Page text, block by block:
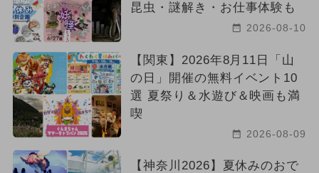
昆虫・謎解き・お仕事体験も
2026-08-10
【関東】2026年8月11日「山
の日」開催の無料イベント10
選 夏祭り＆水遊び＆映画も満
喫
2026-08-09
【神奈川2026】夏休みのおで